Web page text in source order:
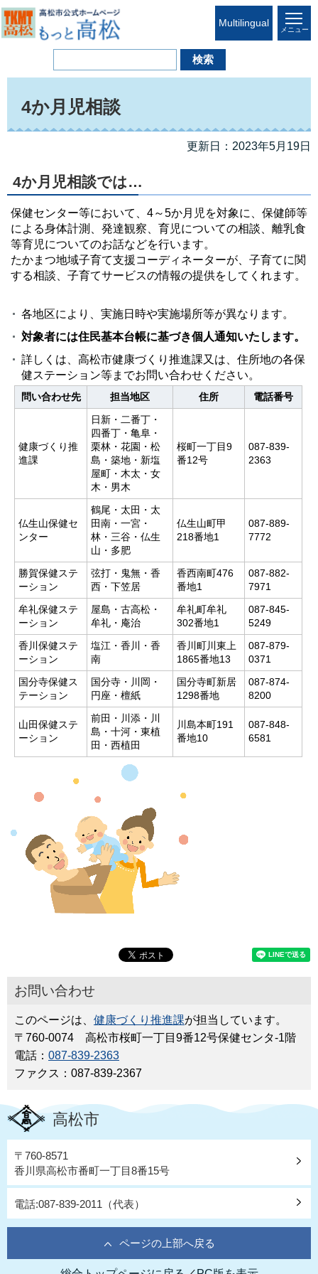
Multilingual
メニュー
4か月児相談
更新日：2023年5月19日
4か月児相談では…
保健センター等において、4～5か月児を対象に、保健師等
による身体計測、発達観察、育児についての相談、離乳食
等育児についてのお話などを行います。
たかまつ地域子育て支援コーディネーターが、子育てに関
する相談、子育てサービスの情報の提供をしてくれます。
各地区により、実施日時や実施場所等が異なります。
対象者には住民基本台帳に基づき個人通知いたします。
詳しくは、高松市健康づくり推進課又は、住所地の各保
健ステーション等までお問い合わせください。
問い合わせ先 担当地区 住所 電話番号
健康づくり推
進課
日新・二番丁・
四番丁・亀阜・
栗林・花園・松
島・築地・新塩
屋町・木太・女
木・男木
桜町一丁目9
番12号
087-839-
2363
仏生山保健セ
ンター
鶴尾・太田・太
田南・一宮・
林・三谷・仏生
山・多肥
仏生山町甲
218番地1
087-889-
7772
勝賀保健ステ
ーション
弦打・鬼無・香
西・下笠居
香西南町476
番地1
087-882-
7971
牟礼保健ステ
ーション
屋島・古高松・
牟礼・庵治
牟礼町牟礼
302番地1
087-845-
5249
香川保健ステ
ーション
塩江・香川・香
南
香川町川東上
1865番地13
087-879-
0371
国分寺保健ス
テーション
国分寺・川岡・
円座・檀紙
国分寺町新居
1298番地
087-874-
8200
山田保健ステ
ーション
前田・川添・川
島・十河・東植
田・西植田
川島本町191
番地10
087-848-
6581
お問い合わせ
このページは、 健康づくり推進課が担当しています。
〒760-0074 高松市桜町一丁目9番12号保健センタ-1階
電話： 087-839-2363
ファクス：087-839-2367
高松市
〒760-8571
香川県高松市番町一丁目8番15号
電話:087-839-2011（代表）
ページの上部へ戻る